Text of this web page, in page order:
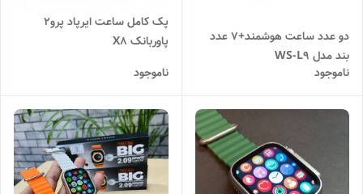
دو عدد ساعت هوشمند+7 عدد
بند مدل WS-L9
ناموجود
پک کامل ساعت ایرپاد پرو2
پاوربانک X8
ناموجود